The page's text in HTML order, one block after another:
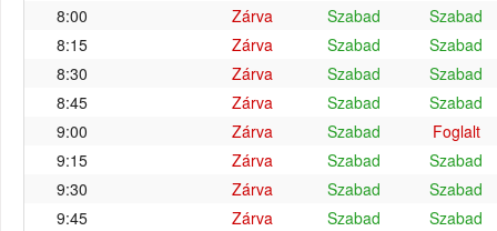
8:00
Zárva Szabad
Szabad
8:15
Zárva Szabad
Szabad
8:30
Zárva Szabad
Szabad
8:45
Zárva Szabad
Szabad
9:00
Zárva Szabad
Foglalt
9:15
Zárva Szabad
Szabad
9:30
Zárva Szabad
Szabad
9:45
Zárva Szabad
Szabad